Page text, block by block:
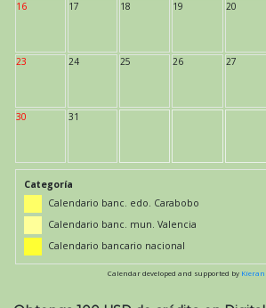
16 17 18 19 20
23 24 25 26 27
30 31
Categoría
Calendario banc. edo. Carabobo
Calendario banc. mun. Valencia
Calendario bancario nacional
Calendar developed and supported by Kieran